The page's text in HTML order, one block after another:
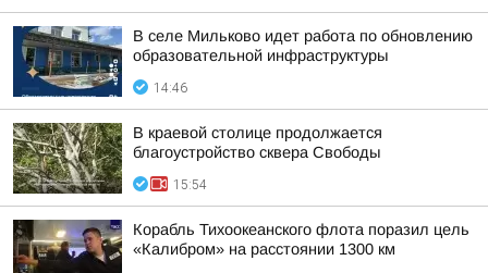
В селе Мильково идет работа по обновлению
образовательной инфраструктуры
14:46
В краевой столице продолжается
благоустройство сквера Свободы
15:54
Корабль Тихоокеанского флота поразил цель
«Калибром» на расстоянии 1300 км